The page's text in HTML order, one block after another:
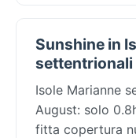
Sunshine in
settentrionali
Isole Marianne
August: solo
fitta copertura